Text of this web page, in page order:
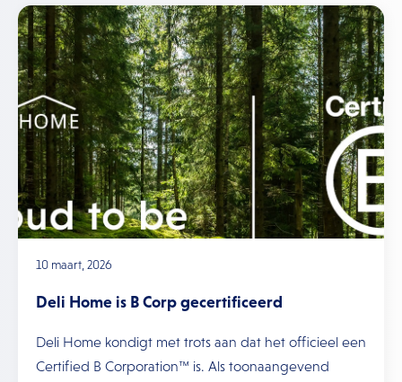
10 maart, 2026
Deli Home is B Corp gecertificeerd
Deli Home kondigt met trots aan dat het officieel een
Certified B Corporation™ is. Als toonaangevend